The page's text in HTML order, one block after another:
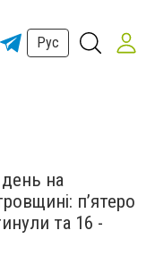
Рус
на
п’ятеро
та 16 -